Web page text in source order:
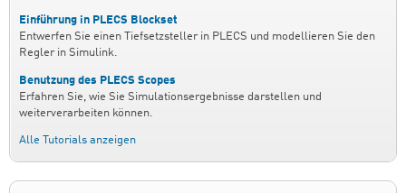
Einführung in PLECS Blockset
Entwerfen Sie einen Tiefsetzsteller in PLECS und modellieren Sie den
Regler in Simulink.
Benutzung des PLECS Scopes
Erfahren Sie, wie Sie Simulationsergebnisse darstellen und
weiterverarbeiten können.
Alle Tutorials anzeigen